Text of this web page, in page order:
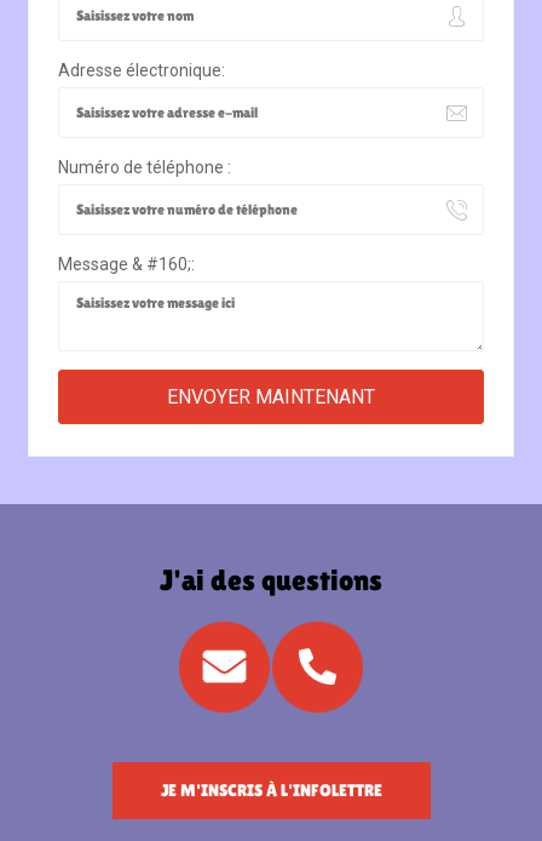
Adresse électronique:
Numéro de téléphone :
Message & #160;:
J'ai des questions
JE M'INSCRIS À L'INFOLETTRE